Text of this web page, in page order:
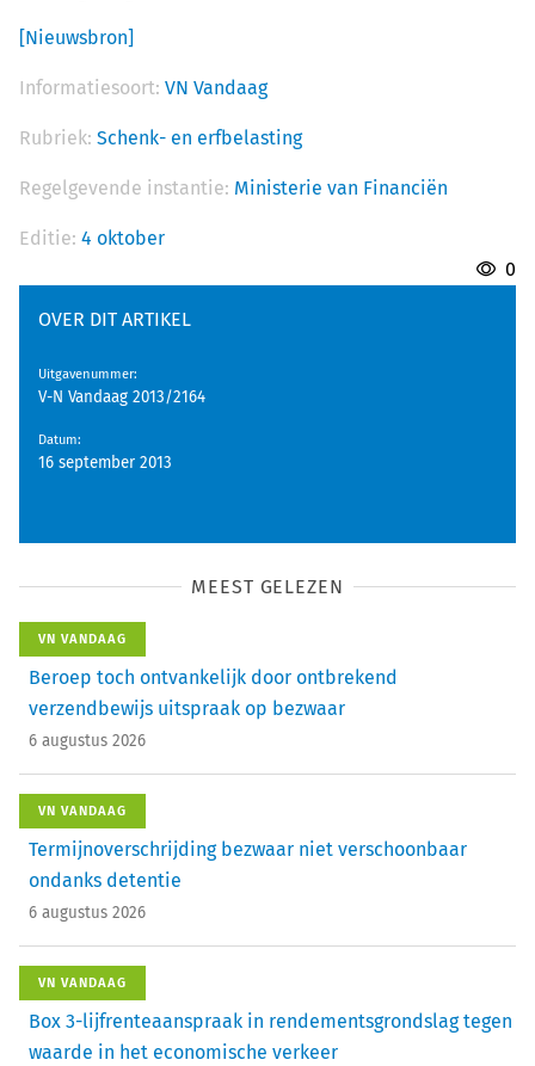
[Nieuwsbron]
Informatiesoort: VN Vandaag
Rubriek: Schenk- en erfbelasting
Regelgevende instantie: Ministerie van Financiën
Editie: 4 oktober
0
OVER DIT ARTIKEL
Uitgavenummer:
V-N Vandaag 2013/2164
Datum:
16 september 2013
MEEST GELEZEN
VN VANDAAG
Beroep toch ontvankelijk door ontbrekend
verzendbewijs uitspraak op bezwaar
6 augustus 2026
VN VANDAAG
Termijnoverschrijding bezwaar niet verschoonbaar
ondanks detentie
6 augustus 2026
VN VANDAAG
Box 3-lijfrenteaanspraak in rendementsgrondslag tegen
waarde in het economische verkeer